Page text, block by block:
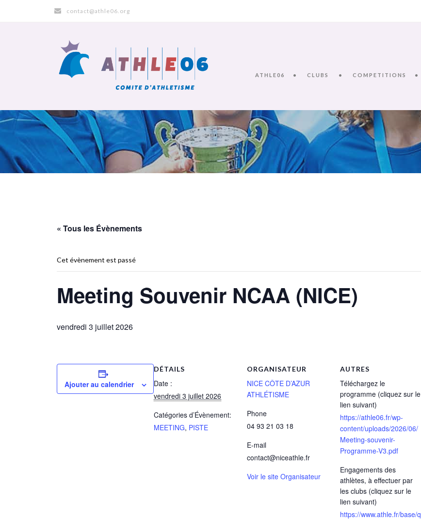
contact@athle06.org
ATHLE06 CLUBS COMPETITIONS
« Tous les Évènements
Cet évènement est passé
Meeting Souvenir NCAA (NICE)
vendredi 3 juillet 2026
Ajouter au calendrier
DÉTAILS
Date :
vendredi 3 juillet 2026
Catégories d’Évènement:
MEETING, PISTE
ORGANISATEUR
NICE CÔTE D’AZUR
ATHLÉTISME
Phone
04 93 21 03 18
E-mail
contact@niceathle.fr
Voir le site Organisateur
AUTRES
Téléchargez le
programme (cliquez sur le
lien suivant)
https://athle06.fr/wp-
content/uploads/2026/06/
Meeting-souvenir-
Programme-V3.pdf
Engagements des
athlètes, à effectuer par
les clubs (cliquez sur le
lien suivant)
https://www.athle.fr/base/q